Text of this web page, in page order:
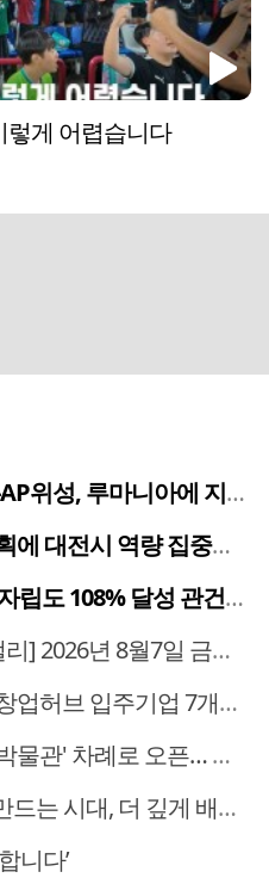
렇게 어렵습니다
마니아에 지상국 시스템 전수
대전시 역량 집중해야
달성 관건은 '주민 수용성'
2026년 8월7일 금요일
브 입주기업 7개사 모집
오픈… 고운동 정주여건 좋아진다
시대, 더 깊게 배우는 교육
니다’